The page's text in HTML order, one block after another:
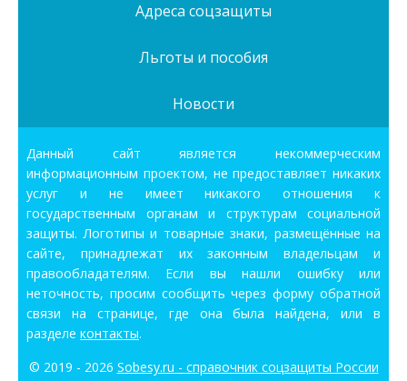
Адреса соцзащиты
Льготы и пособия
Новости
Данный сайт является некоммерческим
информационным проектом, не предоставляет никаких
услуг и не имеет никакого отношения к
государственным органам и структурам социальной
защиты. Логотипы и товарные знаки, размещённые на
сайте, принадлежат их законным владельцам и
правообладателям. Если вы нашли ошибку или
неточность, просим сообщить через форму обратной
связи на странице, где она была найдена, или в
разделе контакты.
© 2019 - 2026 Sobesy.ru - справочник соцзащиты России